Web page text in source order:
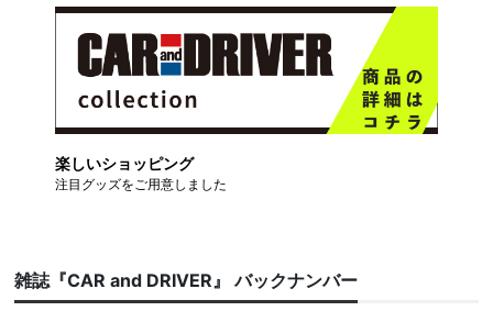
楽しいショッピング
注目グッズをご用意しました
雑誌『CAR and DRIVER』 バックナンバー